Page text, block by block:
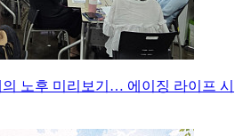
노후 미리보기… 에이징 라이프 시